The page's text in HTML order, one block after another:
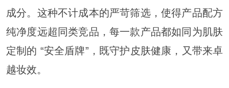
成分。这种不计成本的严苛筛选，使得产品配方
纯净度远超同类竞品，每一款产品都如同为肌肤
定制的 “安全盾牌”，既守护皮肤健康，又带来卓
越妆效。